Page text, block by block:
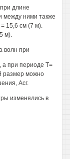
длине
между ними также
15,6 см (7 м).
м).
волн при
а при периоде Т=
размер можно
Асг.
изменялись в